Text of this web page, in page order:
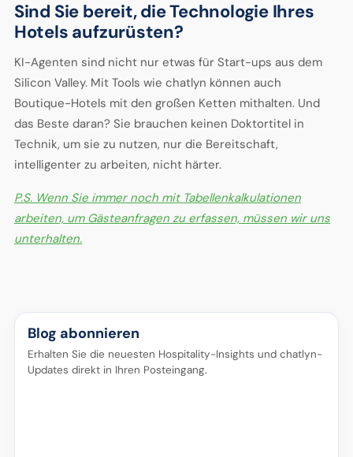
Sind Sie bereit, die Technologie Ihres
Hotels aufzurüsten?
KI-Agenten sind nicht nur etwas für Start-ups aus dem
Silicon Valley. Mit Tools wie chatlyn können auch
Boutique-Hotels mit den großen Ketten mithalten. Und
das Beste daran? Sie brauchen keinen Doktortitel in
Technik, um sie zu nutzen, nur die Bereitschaft,
intelligenter zu arbeiten, nicht härter.
P.S. Wenn Sie immer noch mit Tabellenkalkulationen
arbeiten, um Gästeanfragen zu erfassen, müssen wir uns
unterhalten.
Blog abonnieren
Erhalten Sie die neuesten Hospitality-Insights und chatlyn-
Updates direkt in Ihren Posteingang.